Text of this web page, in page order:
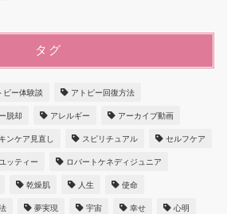
タグ
ピー体験談 アトピー回復方法
脱却 アレルギー アーカイブ動画
ンケア見直し スピリチュアル セルフケア
ユッティー ロバートケネディジュニア
乾燥肌 人生 使命
夢実現 宇宙 幸せ 心明